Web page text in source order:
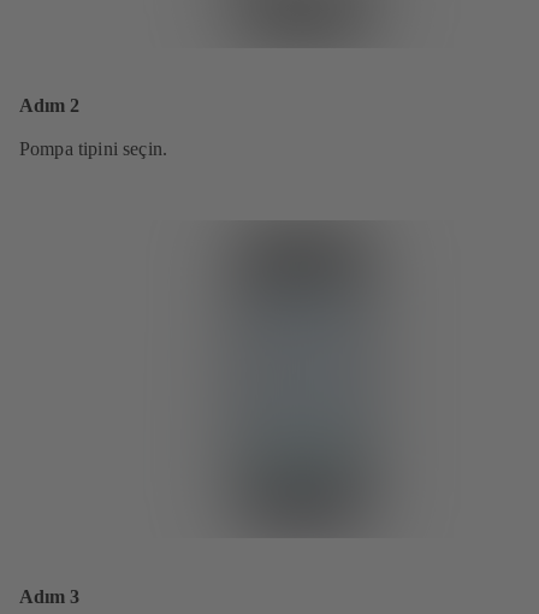
Adım 2
Pompa tipini seçin.
Adım 3